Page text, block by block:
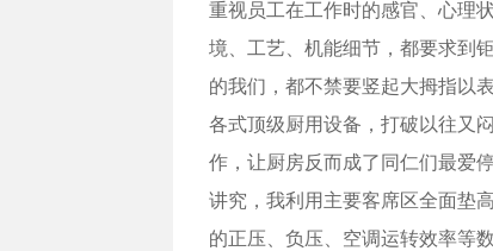
重视员工在工作时的感官、心理
境、工艺、机能细节，都要求到
的我们，都不禁要竖起大拇指以
各式顶级厨用设备，打破以往又
作，让厨房反而成了同仁们最爱
讲究，我利用主要客席区全面垫
的正压、负压、空调运转效率等